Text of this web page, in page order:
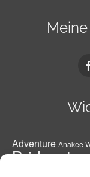
Adventure Anakee
Conti Road